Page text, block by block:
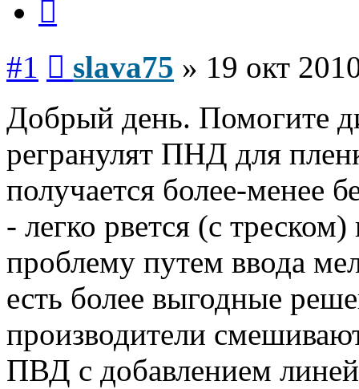
#1 slava75 » 19 окт
Добрый день. Помогите
регранулят ПНД для
получается более-менее
- легко рвется (с
проблему путем ввода
есть более выгодные
производители
ПВД с добавлением